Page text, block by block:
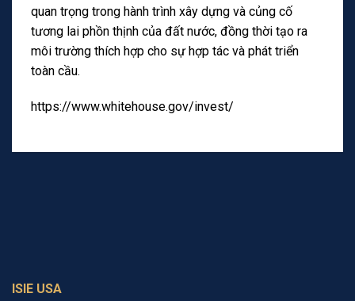
quan trọng trong hành trình xây dựng và củng cố
tương lai phồn thịnh của đất nước, đồng thời tạo ra
môi trường thích hợp cho sự hợp tác và phát triển
toàn cầu.
https://www.whitehouse.gov/invest/
ISIE USA